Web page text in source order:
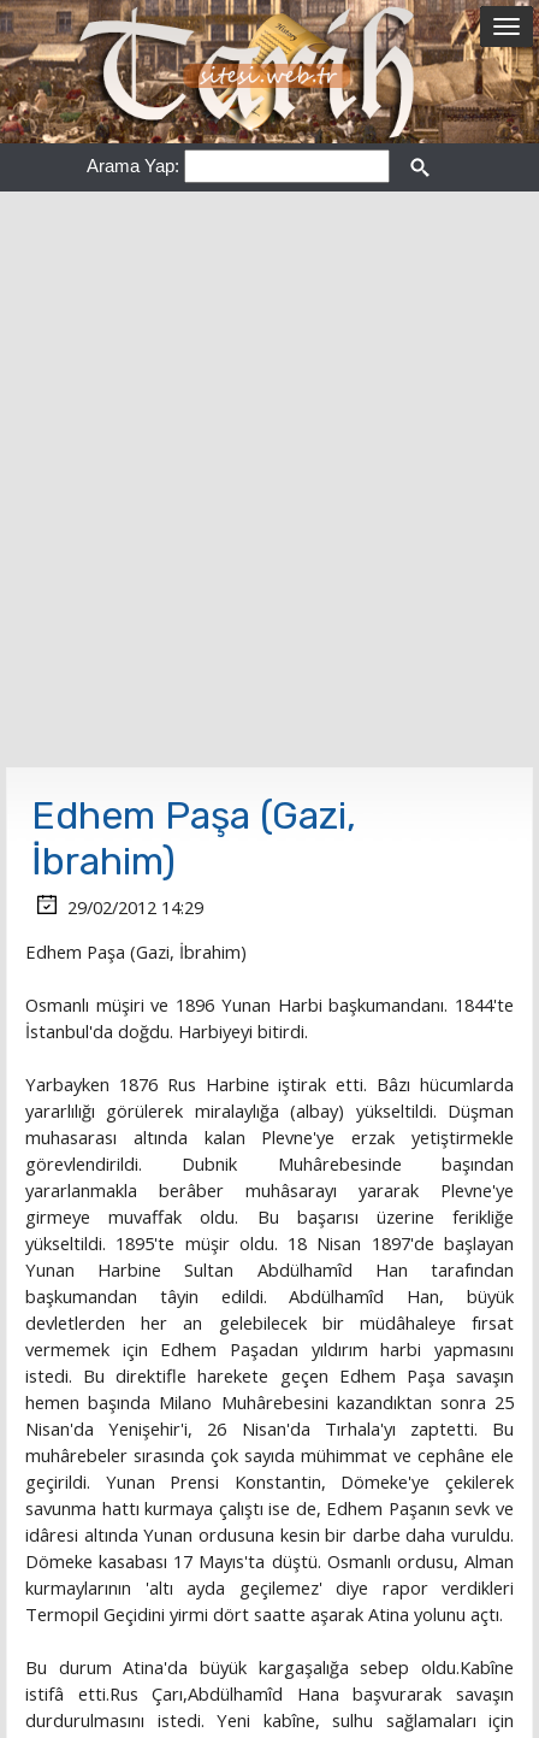
Arama Yap:
Edhem Paşa (Gazi,
İbrahim)
29/02/2012 14:29
Edhem Paşa (Gazi, İbrahim)
Osmanlı müşiri ve 1896 Yunan Harbi başkumandanı. 1844'te
İstanbul'da doğdu. Harbiyeyi bitirdi.
Yarbayken 1876 Rus Harbine iştirak etti. Bâzı hücumlarda
yararlılığı görülerek miralaylığa (albay) yükseltildi. Düşman
muhasarası altında kalan Plevne'ye erzak yetiştirmekle
görevlendirildi. Dubnik Muhârebesinde başından
yararlanmakla berâber muhâsarayı yararak Plevne'ye
girmeye muvaffak oldu. Bu başarısı üzerine ferikliğe
yükseltildi. 1895'te müşir oldu. 18 Nisan 1897'de başlayan
Yunan Harbine Sultan Abdülhamîd Han tarafından
başkumandan tâyin edildi. Abdülhamîd Han, büyük
devletlerden her an gelebilecek bir müdâhaleye fırsat
vermemek için Edhem Paşadan yıldırım harbi yapmasını
istedi. Bu direktifle harekete geçen Edhem Paşa savaşın
hemen başında Milano Muhârebesini kazandıktan sonra 25
Nisan'da Yenişehir'i, 26 Nisan'da Tırhala'yı zaptetti. Bu
muhârebeler sırasında çok sayıda mühimmat ve cephâne ele
geçirildi. Yunan Prensi Konstantin, Dömeke'ye çekilerek
savunma hattı kurmaya çalıştı ise de, Edhem Paşanın sevk ve
idâresi altında Yunan ordusuna kesin bir darbe daha vuruldu.
Dömeke kasabası 17 Mayıs'ta düştü. Osmanlı ordusu, Alman
kurmaylarının 'altı ayda geçilemez' diye rapor verdikleri
Termopil Geçidini yirmi dört saatte aşarak Atina yolunu açtı.
Bu durum Atina'da büyük kargaşalığa sebep oldu.Kabîne
istifâ etti.Rus Çarı,Abdülhamîd Hana başvurarak savaşın
durdurulmasını istedi. Yeni kabîne, sulhu sağlamaları için